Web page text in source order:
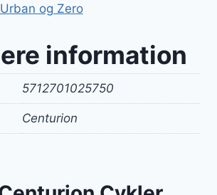
og Zero
information
5712701025750
Centurion